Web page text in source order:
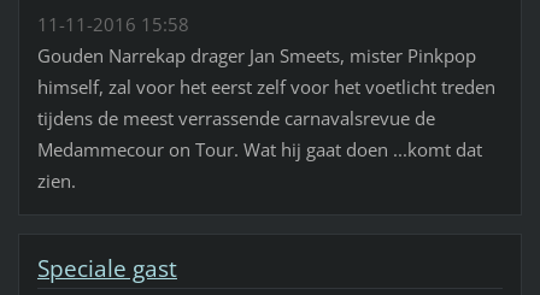
11-11-2016 15:58
Gouden Narrekap drager Jan Smeets, mister Pinkpop
himself, zal voor het eerst zelf voor het voetlicht treden
tijdens de meest verrassende carnavalsrevue de
Medammecour on Tour. Wat hij gaat doen ...komt dat
zien.
Speciale gast